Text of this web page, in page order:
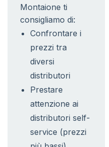
Montaione ti
consigliamo di:
Confrontare i
prezzi tra
diversi
distributori
Prestare
attenzione ai
distributori self-
service (prezzi